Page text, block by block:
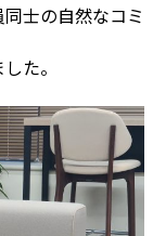
士の自然なコミ
た。